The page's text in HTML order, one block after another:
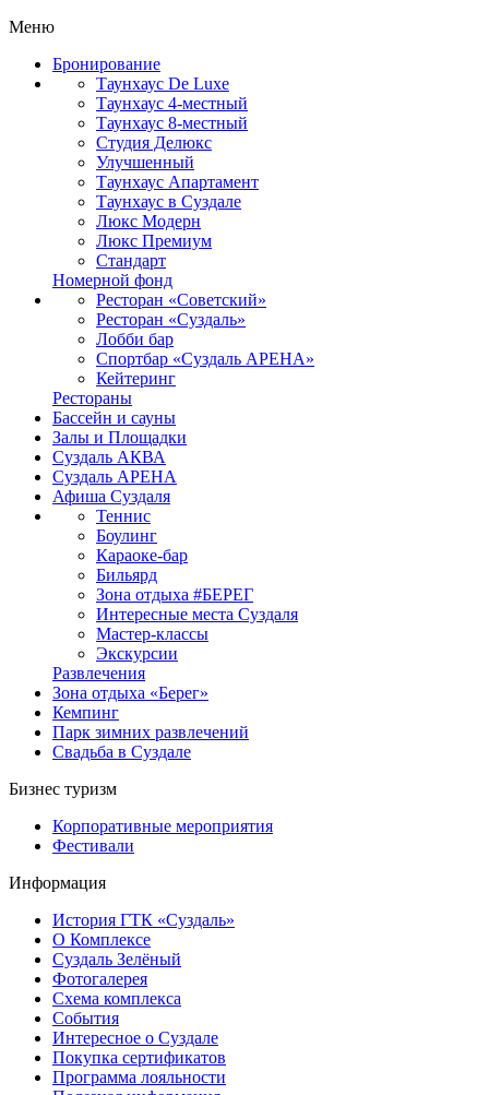
Меню
Бронирование
Таунхаус De Luxe
Таунхаус 4-местный
Таунхаус 8-местный
Студия Делюкс
Улучшенный
Таунхаус Апартамент
Таунхаус в Суздале
Люкс Модерн
Люкс Премиум
Стандарт
Номерной фонд
Ресторан «Советский»
Ресторан «Суздаль»
Лобби бар
Спортбар «Суздаль АРЕНА»
Кейтеринг
Рестораны
Бассейн и сауны
Залы и Площадки
Суздаль АКВА
Суздаль АРЕНА
Афиша Суздаля
Теннис
Боулинг
Караоке-бар
Бильярд
Зона отдыха #БЕРЕГ
Интересные места Суздаля
Мастер-классы
Экскурсии
Развлечения
Зона отдыха «Берег»
Кемпинг
Парк зимних развлечений
Свадьба в Суздале
Бизнес туризм
Корпоративные мероприятия
Фестивали
Информация
История ГТК «Суздаль»
О Комплексе
Суздаль Зелёный
Фотогалерея
Схема комплекса
Cобытия
Интересное о Суздале
Покупка сертификатов
Программа лояльности